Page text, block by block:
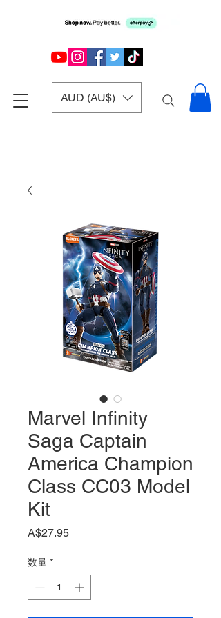
AUD (AU$)
Marvel Infinity
Saga Captain
America Champion
Class CC03 Model
Kit
A$27.95価
数量 *